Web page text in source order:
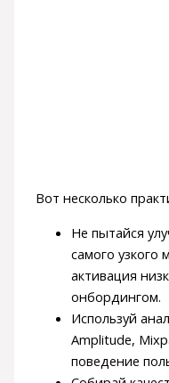
Вот несколько
Не пытайся
самого узкого
активация
онбордингом.
Используй
Amplitude,
поведение